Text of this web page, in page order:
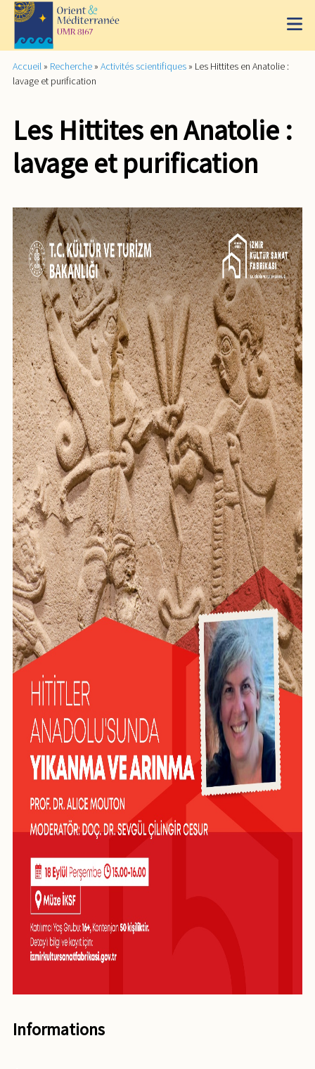
Accueil » Recherche » Activités scientifiques » Les Hittites en Anatolie :
lavage et purification
Les Hittites en Anatolie :
lavage et purification
Informations